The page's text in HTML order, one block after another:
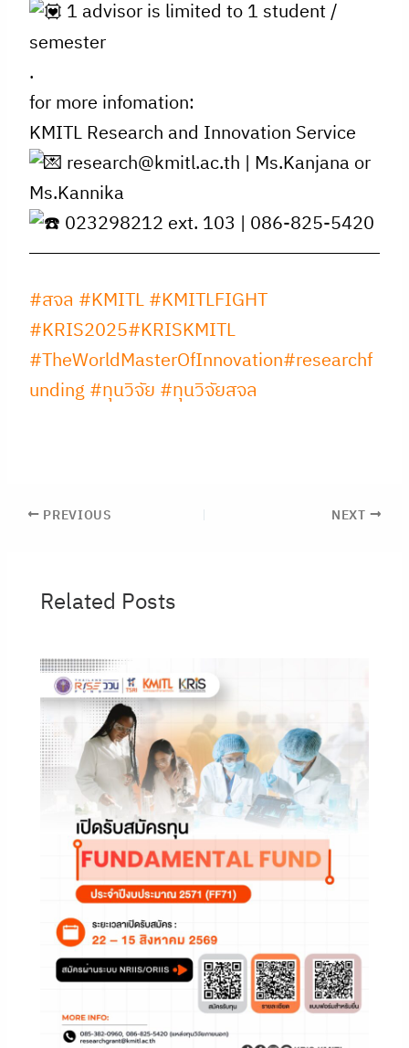
1 advisor is limited to 1 student /
semester
.
for more infomation:
KMITL Research and Innovation Service
research@kmitl.ac.th | Ms.Kanjana or
Ms.Kannika
023298212 ext. 103 | 086-825-5420
#สจล #KMITL#KMITLFIGHT
#KRIS2025#KRISKMITL
#TheWorldMasterOfInnovation#researchf
unding#ทุนวิจัย #ทุนวิจัยสจล
PREVIOUS NEXT
Related Posts